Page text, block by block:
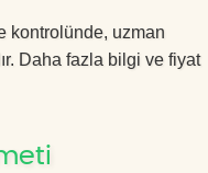
kontrolünde, uzman
Daha fazla bilgi ve fiyat